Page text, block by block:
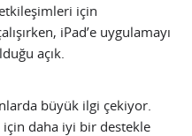
için
iPad’e uygulamayı
açık.
büyük ilgi çekiyor.
için daha iyi bir destekle